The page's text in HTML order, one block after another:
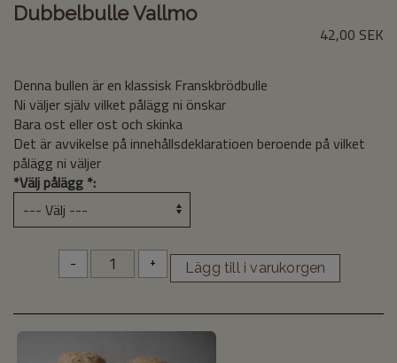
Dubbelbulle Vallmo
42,00 SEK
Denna bullen är en klassisk Franskbrödbulle
Ni väljer själv vilket pålägg ni önskar
Bara ost eller ost och skinka
Det är avvikelse på innehållsdeklaratioen beroende på vilket
pålägg ni väljer
*Välj pålägg *:
- +